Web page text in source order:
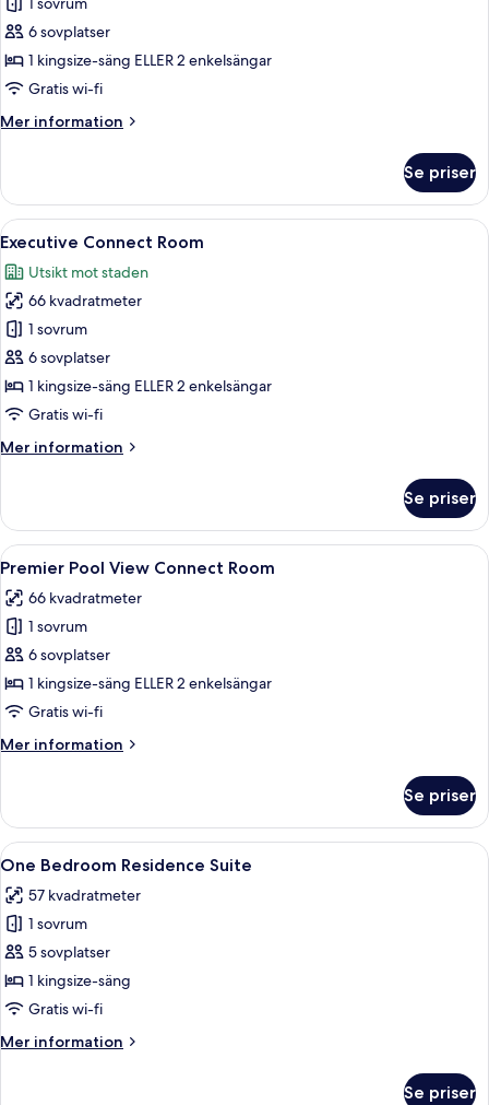
för
Deluxe
Connect
Room
6 sovplatser
1 kingsize-säng ELLER 2 enkelsängar
Gratis wi-fi
Mer information
Mer
Connect
Room
Se priser
Öppna
alla
foton
för
Executive
Connect
Room
Sängtillbehör av högsta kvalitet och
7
Executive Connect Room
Utsikt mot staden
66 kvadratmeter
1 sovrum
6 sovplatser
1 kingsize-säng ELLER 2 enkelsängar
Gratis wi-fi
Mer information
Mer
Connect
Room
Se priser
Öppna
alla
foton
för
Premier
Pool
View
Room
Ett hotellrum med en stor säng, en
7
Premier Pool View Connect Room
66 kvadratmeter
1 sovrum
6 sovplatser
1 kingsize-säng ELLER 2 enkelsängar
Gratis wi-fi
Mer information
Mer
Pool
View
Connect
Se priser
Öppna
alla
foton
för
One
Bedroom
Residence
Ett modernt kök med träskåp, en
5
One Bedroom Residence Suite
57 kvadratmeter
1 sovrum
5 sovplatser
1 kingsize-säng
Gratis wi-fi
Mer information
Mer
Se priser